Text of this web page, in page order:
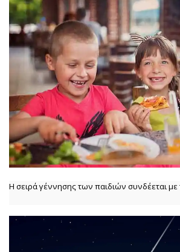
Η σειρά γέννησης των παιδιών συνδέεται με